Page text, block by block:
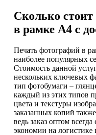
Сколько
в рамке А4 с
Печать фотографий в
наиболее популярных
Стоимость данной
нескольких ключевых
тип фотобумаги –
каждый из этих типов
цвета и текстуры
заказанных копий
ведь заказ оптом
экономии на логистике